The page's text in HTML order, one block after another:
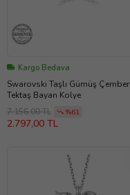
Kargo Bedava
Swarovski Taşlı Gümüş Çember
Tektaş Bayan Kolye
7.156,00 TL
%61
2.797,00 TL